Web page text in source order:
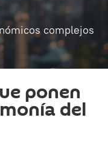
complejos
ponen
del